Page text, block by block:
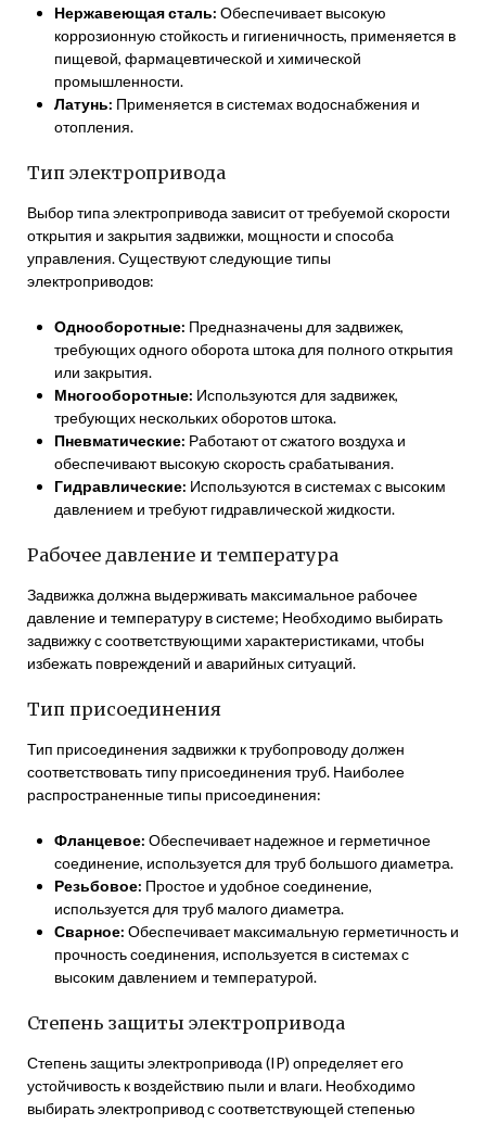
Нержавеющая сталь: Обеспечивает высокую
коррозионную стойкость и гигиеничность, применяется в
пищевой, фармацевтической и химической
промышленности.
Латунь: Применяется в системах водоснабжения и
отопления.
Тип электропривода
Выбор типа электропривода зависит от требуемой скорости
открытия и закрытия задвижки, мощности и способа
управления. Существуют следующие типы
электроприводов:
Однооборотные: Предназначены для задвижек,
требующих одного оборота штока для полного открытия
или закрытия.
Многооборотные: Используются для задвижек,
требующих нескольких оборотов штока.
Пневматические: Работают от сжатого воздуха и
обеспечивают высокую скорость срабатывания.
Гидравлические: Используются в системах с высоким
давлением и требуют гидравлической жидкости.
Рабочее давление и температура
Задвижка должна выдерживать максимальное рабочее
давление и температуру в системе; Необходимо выбирать
задвижку с соответствующими характеристиками, чтобы
избежать повреждений и аварийных ситуаций.
Тип присоединения
Тип присоединения задвижки к трубопроводу должен
соответствовать типу присоединения труб. Наиболее
распространенные типы присоединения:
Фланцевое: Обеспечивает надежное и герметичное
соединение, используется для труб большого диаметра.
Резьбовое: Простое и удобное соединение,
используется для труб малого диаметра.
Сварное: Обеспечивает максимальную герметичность и
прочность соединения, используется в системах с
высоким давлением и температурой.
Степень защиты электропривода
Степень защиты электропривода (IP) определяет его
устойчивость к воздействию пыли и влаги. Необходимо
выбирать электропривод с соответствующей степенью